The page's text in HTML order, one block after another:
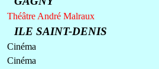
Théâtre André Malraux
ILE SAINT-DENIS
Cinéma
Cinéma